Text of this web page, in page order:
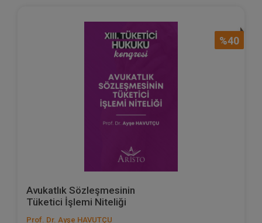
%40
Avukatlık Sözleşmesinin
Tüketici İşlemi Niteliği
Prof. Dr. Ayşe HAVUTÇU